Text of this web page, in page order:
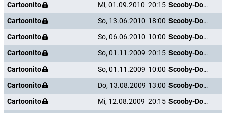
Cartoonito Mi, 01.09.2010 20:15
Scooby-Doo und die Gespensterinsel
Cartoonito
So, 13.06.2010 18:00
Scooby-Doo und die Gespensterinsel
Cartoonito
So, 06.06.2010 10:00
Scooby-Doo und die Gespensterinsel
Cartoonito
So, 01.11.2009 20:15
Scooby-Doo und die Gespensterinsel
Cartoonito
So, 01.11.2009 10:00
Scooby-Doo und die Gespensterinsel
Cartoonito
Do, 13.08.2009 13:00
Scooby-Doo und die Gespensterinsel
Cartoonito
Mi, 12.08.2009 20:15
Scooby-Doo und die Gespensterinsel